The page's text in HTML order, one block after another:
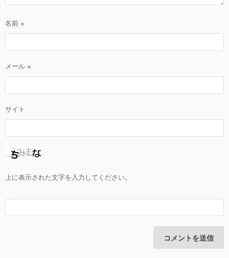
名前 ※
メール ※
サイト
上に表示された文字を入力してください。